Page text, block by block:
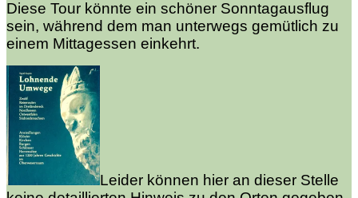
Diese Tour könnte ein schöner Sonntagausflug
sein, während dem man unterwegs gemütlich zu
einem Mittagessen einkehrt.
Leider können hier an dieser Stelle